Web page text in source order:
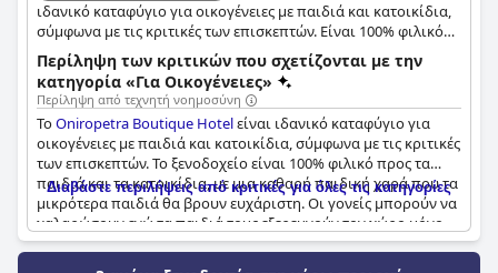
ιδανικό καταφύγιο για οικογένειες με παιδιά και κατοικίδια,
σύμφωνα με τις κριτικές των επισκεπτών. Είναι 100% φιλικό
προς τα παιδιά και τα κατοικίδια, με μια καθαρή παιδική
χαρά που τα μικρότερα παιδιά θα βρουν ευχάριστη.
Περίληψη των κριτικών που σχετίζονται με την
κατηγορία «Για Οικογένειες»
Περίληψη από τεχνητή νοημοσύνη
ΤοOniropetra Boutique Hotelείναι ιδανικό καταφύγιο για
οικογένειες με παιδιά και κατοικίδια, σύμφωνα με τις κριτικές
των επισκεπτών. Το ξενοδοχείο είναι 100% φιλικό προς τα
παιδιά και τα κατοικίδια, με μια καθαρή παιδική χαρά που τα
μικρότερα παιδιά θα βρουν ευχάριστη. Οι γονείς μπορούν να
χαλαρώσουν ενώ τα παιδιά τους εξερευνούν τον χώρο μόνο
για παιδιά, όπου μπορούν να παίξουν και να
Διαβάστε περιλήψεις από κριτικές για όλες τις κατηγορίες